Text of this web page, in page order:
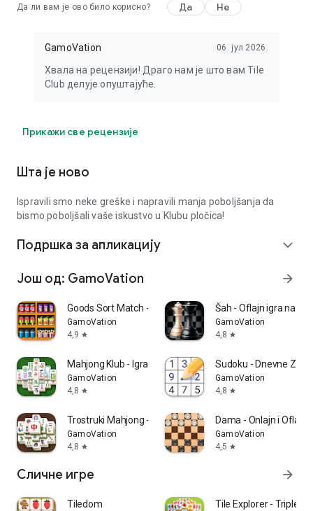
Да ли вам је ово било корисно? Да Не
GamoVation 06. јул 2026.
Хвала на рецензији! Драго нам је што вам Tile
Club делује опуштајуће.
Прикажи све рецензије
Шта је ново
Ispravili smo neke greške i napravili manja poboljšanja da
bismo poboljšali vaše iskustvo u Klubu pločica!
Подршка за апликацију expand_more
Још од: GamoVation arrow_forward
Goods Sort Match - Слагалица
GamoVation
4,9 star
Šah - Oflajn igra na
GamoVation
4,8 star
Mahjong Klub - Igra Pasijansa
GamoVation
4,8 star
Sudoku - Dnevne
GamoVation
4,8 star
Trostruki Mahjong - Slagalica
GamoVation
4,8 star
Dama - Onlajn i Oflajn
GamoVation
4,5 star
Сличне игре arrow_forward
Tiledom Tile Explorer - Triple